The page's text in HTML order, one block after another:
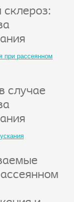
при рассеянном
случае